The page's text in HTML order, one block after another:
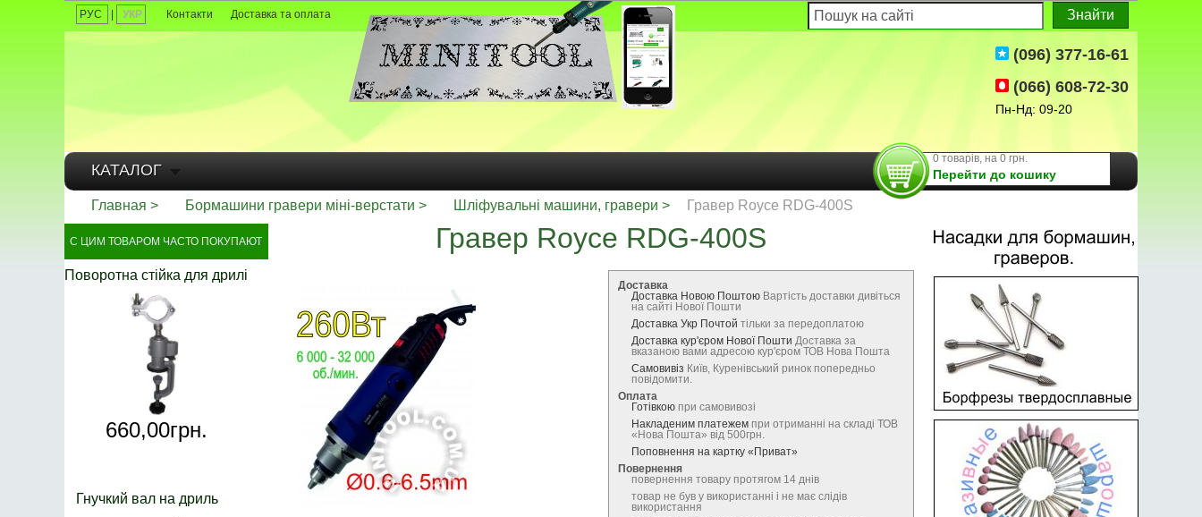
РУС УКР Контакти Доставка та оплата
(096) 377-16-61
(066) 608-72-30
Пн-Нд: 09-20
0 товарів, на 0 грн.
Перейти до кошику
КАТАЛОГ
Главная Бормашини гравери міні-верстати Шліфувальні машини, гравери Гравер Royce RDG-400S
Гравер Royce RDG-400S
Доставка
Доставка Новою Поштою Вартість доставки дивіться
на сайті Нової Пошти
Доставка Укр Почтой тільки за передоплатою
Доставка кур'єром Нової Пошти Доставка за
вказаною вами адресою кур'єром ТОВ Нова Пошта
Самовивіз Київ, Куренівський ринок попередньо
повідомити.
Оплата
Готівкою при самовивозі
Накладеним платежем при отриманні на складі ТОВ
«Нова Пошта» від 500грн.
Поповнення на картку «Приват»
Повернення
повернення товару протягом 14 днів
товар не був у використанні і не має слідів
використання
С ЦИМ ТОВАРОМ ЧАСТО ПОКУПАЮТ
Поворотна стійка для дрилі
660,00грн.
Гнучкий вал на дриль